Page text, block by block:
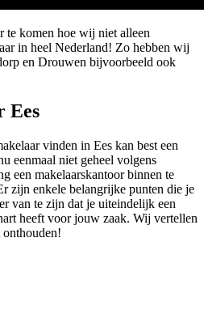
te komen hoe wij niet alleen
in heel Nederland! Zo hebben wij
en Drouwen bijvoorbeeld ook
Ees
vinden in Ees kan best een
eenmaal niet geheel volgens
een makelaarskantoor binnen te
zijn enkele belangrijke punten die je
van te zijn dat je uiteindelijk een
heeft voor jouw zaak. Wij vertellen